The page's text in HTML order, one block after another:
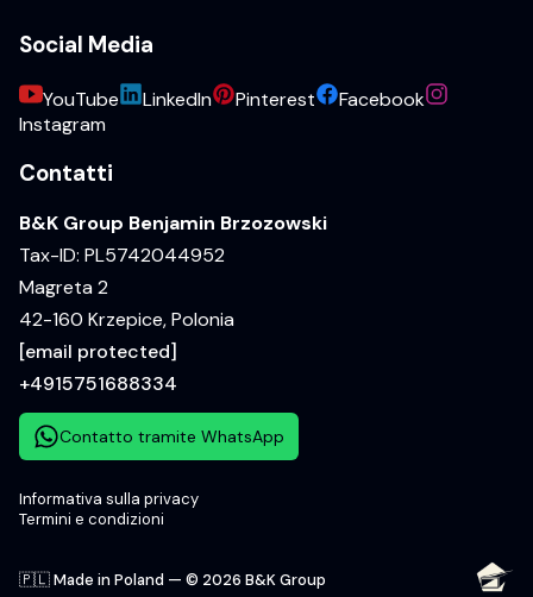
Social Media
YouTube LinkedIn Pinterest
Facebook
Instagram
Contatti
B&K Group Benjamin Brzozowski
Tax-ID: PL5742044952
Magreta 2
42-160 Krzepice, Polonia
[email protected]
+4915751688334
Contatto tramite WhatsApp
Informativa sulla privacy
Termini e condizioni
🇵🇱 Made in Poland — © 2026 B&K Group